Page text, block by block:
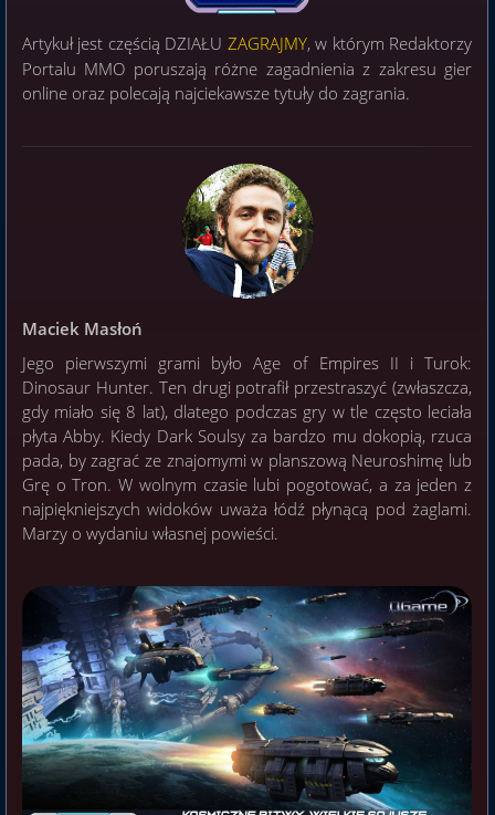
Artykuł jest częścią DZIAŁU ZAGRAJMY, w którym Redaktorzy
Portalu MMO poruszają różne zagadnienia z zakresu gier
online oraz polecają najciekawsze tytuły do zagrania.
Maciek Masłoń
Jego pierwszymi grami było Age of Empires II i Turok:
Dinosaur Hunter. Ten drugi potrafił przestraszyć (zwłaszcza,
gdy miało się 8 lat), dlatego podczas gry w tle często leciała
płyta Abby. Kiedy Dark Soulsy za bardzo mu dokopią, rzuca
pada, by zagrać ze znajomymi w planszową Neuroshimę lub
Grę o Tron. W wolnym czasie lubi pogotować, a za jeden z
najpiękniejszych widoków uważa łódź płynącą pod żaglami.
Marzy o wydaniu własnej powieści.